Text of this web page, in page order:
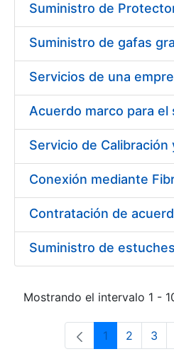
Mostrando el intervalo 1 -
Página
1 Página
2 3